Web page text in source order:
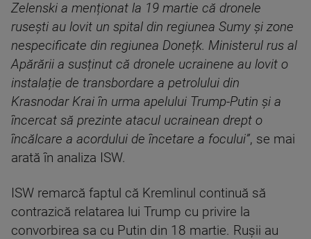
Zelenski a menționat la 19 martie că dronele
rusești au lovit un spital din regiunea Sumy și zone
nespecificate din regiunea Donețk. Ministerul rus al
Apărării a susținut că dronele ucrainene au lovit o
instalație de transbordare a petrolului din
Krasnodar Krai în urma apelului Trump-Putin și a
încercat să prezinte atacul ucrainean drept o
încălcare a acordului de încetare a focului”, se mai
arată în analiza ISW.
ISW remarcă faptul că Kremlinul continuă să
contrazică relatarea lui Trump cu privire la
convorbirea sa cu Putin din 18 martie. Rușii au